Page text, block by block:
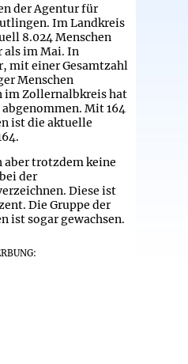
der Agentur für
Im Landkreis
8.024 Menschen
als im Mai. In
mit einer Gesamtzahl
Menschen
im Zollernalbkreis hat
Mit 164
ist die aktuelle
aber trotzdem keine
der
Diese ist
Die Gruppe der
ist sogar gewachsen.